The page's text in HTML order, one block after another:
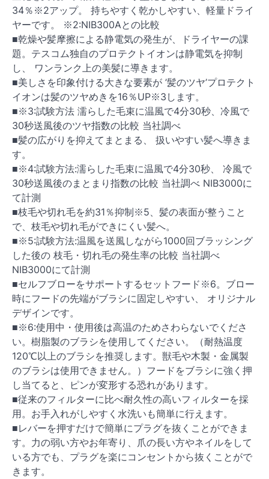
34％※2アップ。 持ちやすく乾かしやすい、軽量ドライ
ヤーです。 ※2:NIB300Aとの比較
■乾燥や髪摩擦による静電気の発生が、ドライヤーの課
題。テスコム独自のプロテクトイオンは静電気を抑制
し、 ワンランク上の美髪に導きます。
■美しさを印象付ける大きな要素が ’髪のツヤ’プロテクト
イオンは髪のツヤめきを16％UP※3します。
■※3:試験方法 濡らした毛束に温風で4分30秒、冷風で
30秒送風後のツヤ指数の比較 当社調べ
■髪の広がりを抑えてまとまる、 扱いやすい髪へ導きま
す。
■※4:試験方法:濡らした毛束に温風で4分30秒、 冷風で
30秒送風後のまとまり指数の比較 当社調べ NIB3000に
て計測
■枝毛や切れ毛を約31％抑制※5、髪の表面が整うこと
で、枝毛や切れ毛ができにくい髪へ。
■※5:試験方法:温風を送風しながら1000回ブラッシング
した後の 枝毛・切れ毛の発生率の比較 当社調べ
NIB3000にて計測
■セルフブローをサポートするセットフード※6。ブロー
時にフードの先端がブラシに固定しやすい、 オリジナル
デザインです。
■※6:使用中・使用後は高温のためさわらないでくださ
い。樹脂製のブラシを使用してください。（耐熱温度
120℃以上のブラシを推奨します。獣毛や木製・金属製
のブラシは使用できません。）フードをブラシに強く押
し当てると、ピンが変形する恐れがあります。
■従来のフィルターに比べ耐久性の高いフィルターを採
用。お手入れがしやすく水洗いも簡単に行えます。
■レバーを押すだけで簡単にプラグを抜くことができま
す。力の弱い方やお年寄り、爪の長い方やネイルをして
いる方でも、プラグを楽にコンセントから抜くことがで
きます。